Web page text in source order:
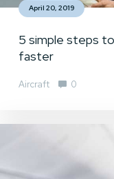
April 20, 2019
5 simple steps
faster
Aircraft 0